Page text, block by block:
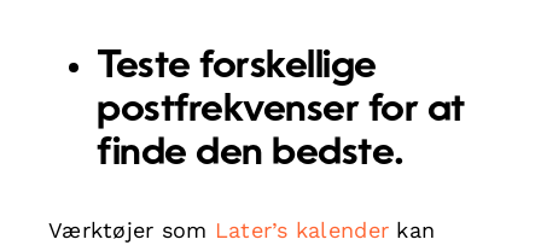
Teste forskellige
postfrekvenser for at
finde den bedste.
Værktøjer som Later’s kalender kan